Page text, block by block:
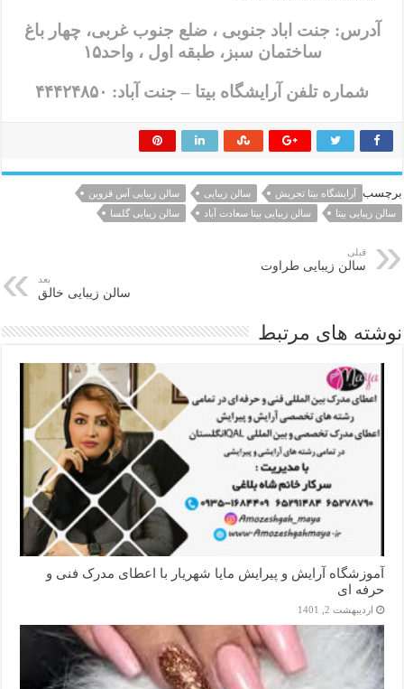
آدرس: جنت اباد جنوبی ، ضلع جنوب غربی، چهار باغ
ساختمان سبز، طبقه اول ، واحد۱۵
شماره تلفن آرایشگاه بیتا – جنت آباد: ۴۴۴۲۴۸۵۰
برچسب آرایشگاه بیتا تجریش سالن زیبایی
سالن زیبایی آس قزوین
سالن زیبایی بیتا
سالن زیبایی بیتا سعادت آباد سالن زیبایی گلسا
قبلی
سالن زیبایی طراوت
بعد
سالن زیبایی خالق
نوشته های مرتبط
آموزشگاه آرایش و پیرایش مایا شهریار با اعطای مدرک فنی و
حرفه ای
اردیبهشت 2, 1401